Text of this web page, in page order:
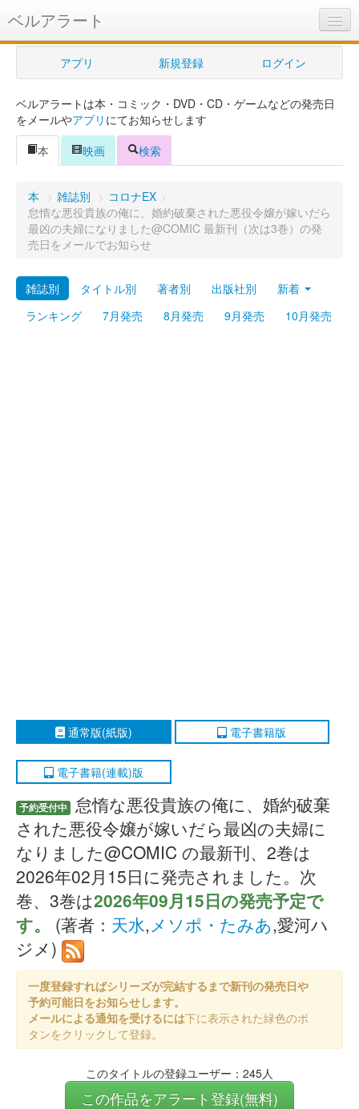
ベルアラート
ベルアラートとは
ヘルプ
新規登録
ログイン
購入管理
Myシェルフ
プレミアム
アプリ 新規登録 ログイン
ベルアラートは本・コミック・DVD・CD・ゲームなどの発売日
をメールやアプリ にてお知らせします
本
映画 検索
本 > 雑誌別 > コロナEX >
怠惰な悪役貴族の俺に、婚約破棄された悪役令嬢が嫁いだら
最凶の夫婦になりました@COMIC 最新刊（次は3巻）の発
売日をメールでお知らせ
雑誌別 タイトル別 著者別 出版社別
新着
ランキング
7月発売 8月発売 9月発売 10月発売
通常版(紙版) 電子書籍版
電子書籍(連載)版
予約受付中
怠惰な悪役貴族の俺に、婚約破棄
された悪役令嬢が嫁いだら最凶の夫婦に
なりました@COMIC の最新刊、2巻は
2026年02月15日に発売されました。次
巻、3巻は2026年09月15日の発売予定で
す。
(著者： 天水,メソポ・たみあ,愛河ハ
ジメ)
一度登録すればシリーズが完結するまで新刊の発売日や
予約可能日をお知らせします。
メールによる通知を受けるには下に表示された緑色のボ
タンをクリックして登録。
このタイトルの登録ユーザー：245人
この作品をアラート登録(無料)